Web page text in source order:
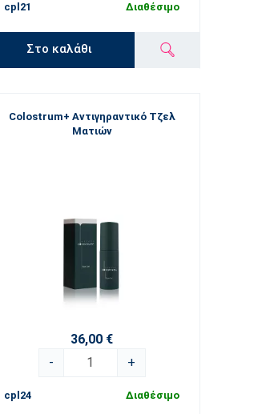
cpl21 Διαθέσιμο
Στο καλάθι
Colostrum+ Αντιγηραντικό Τζελ
Ματιών
36,00 €
-
+
cpl24 Διαθέσιμο